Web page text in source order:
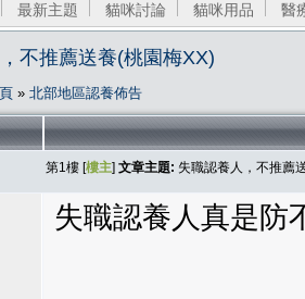
最新主題 貓咪討論 貓咪用品 醫
不推薦送養(桃園梅XX)
» 北部地區認養佈告
第1樓 [樓主] 文章主題: 失職認養人，不推薦
失職認養人真是防